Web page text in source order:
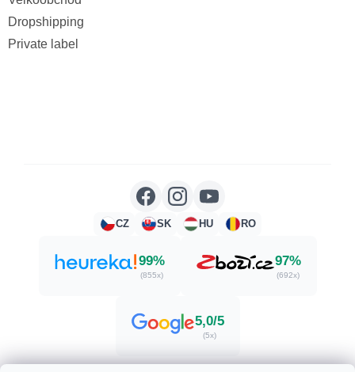
Dropshipping
Private label
CZ SK HU RO
99%
(855x)
97%
(692x)
5,0/5
(5x)